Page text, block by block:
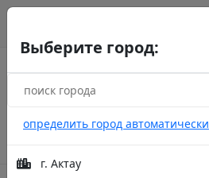
Выберите город:
определить город автоматически
г. Актау